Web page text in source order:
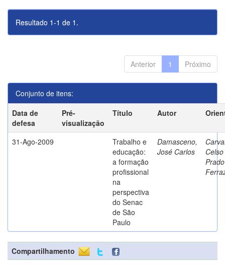
Resultado 1-1 de 1.
Anterior 1 Próximo
Conjunto de itens:
Data de
defesa
Pré-
visualização
Título Autor
31-Ago-2009
Trabalho e
educação:
a formação
profissional
na
perspectiva
do Senac
de São
Paulo
Damasceno,
José Carlos
Prado
Compartilhamento